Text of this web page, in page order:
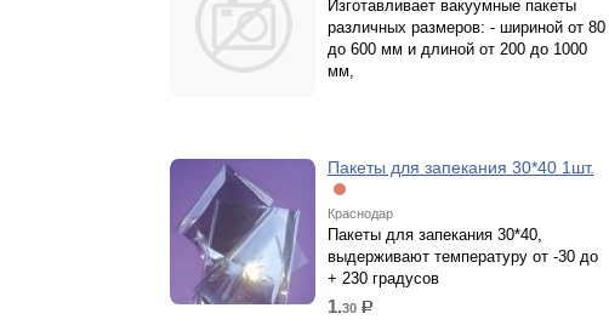
Изготавливает вакуумные пакеты
различных размеров: - шириной от 80
до 600 мм и длиной от 200 до 1000
мм,
Пакеты для запекания 30*40 1шт.
Краснодар
Пакеты для запекания 30*40,
выдерживают температуру от -30 до
+ 230 градусов
1.30 р.